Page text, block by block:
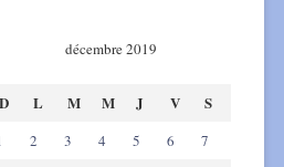
décembre 2019
D L M M J V S
2 3 4 5 6
7